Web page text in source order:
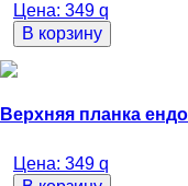
Цена: 349 q
В корзину
Верхняя планка
Цена: 349 q